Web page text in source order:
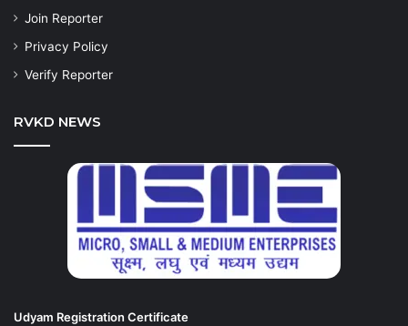
Join Reporter
Privacy Policy
Verify Reporter
RVKD NEWS
Udyam Registration Certificate